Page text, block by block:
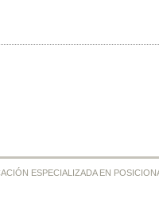
ESPECIALIZADA EN